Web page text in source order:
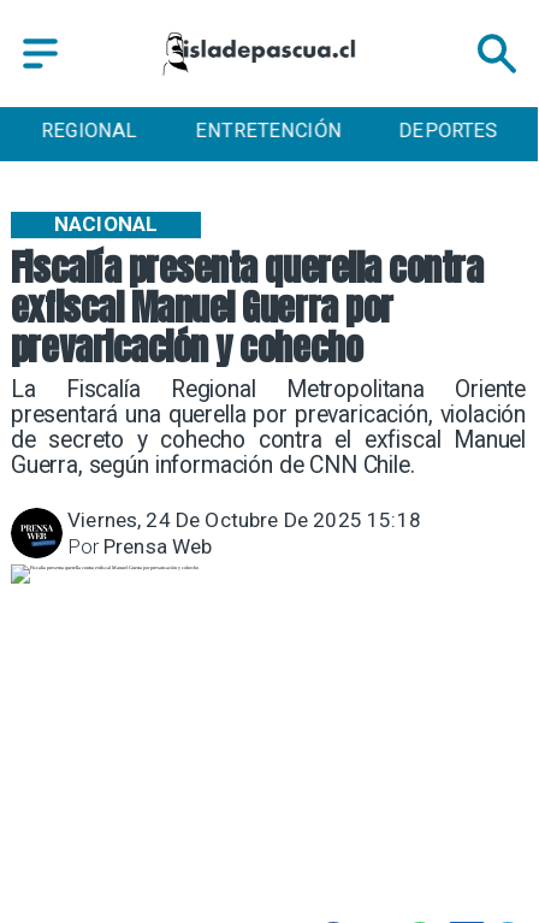
REGIONAL ENTRETENCIÓN DEPORTES
Fiscalía presenta querella contra
exfiscal Manuel Guerra por
prevaricación y cohecho
La Fiscalía Regional Metropolitana Oriente
presentará una querella por prevaricación, violación
de secreto y cohecho contra el exfiscal Manuel
Guerra, según información de CNN Chile.
NACIONAL
Viernes, 24 De Octubre De 2025 15:18
Prensa Web
Por